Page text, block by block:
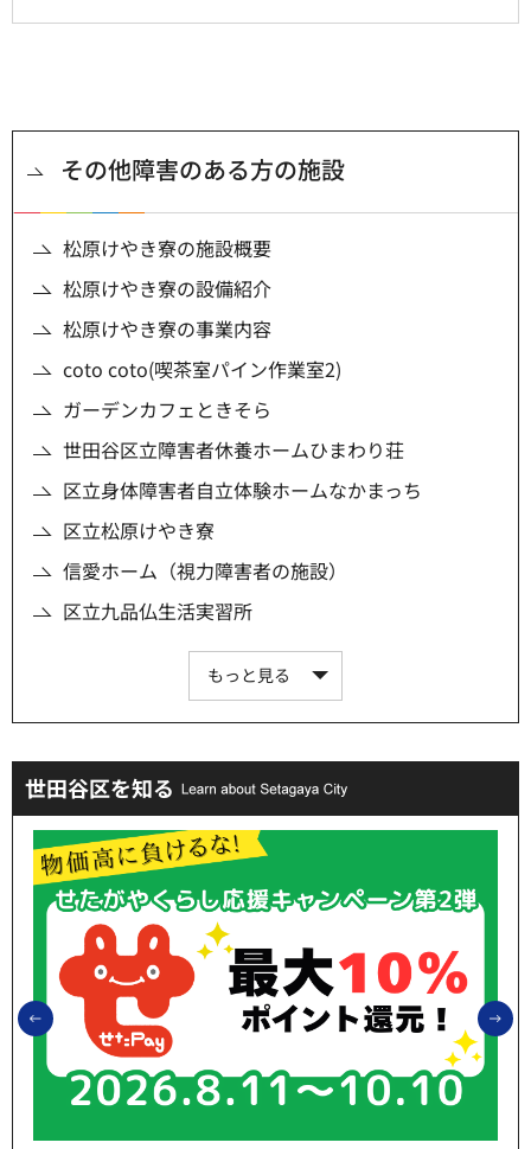
その他障害のある方の施設
松原けやき寮の施設概要
松原けやき寮の設備紹介
松原けやき寮の事業内容
coto coto(喫茶室パイン作業室2)
ガーデンカフェときそら
世田谷区立障害者休養ホームひまわり荘
区立身体障害者自立体験ホームなかまっち
区立松原けやき寮
信愛ホーム（視力障害者の施設）
区立九品仏生活実習所
もっと見る
世田谷区を知る
前のスライドを表示